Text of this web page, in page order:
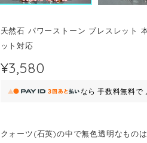
天然石 パワーストーン ブレスレット
ット対応
¥3,580
なら 手数料無料で
クォーツ(石英)の中で無色透明なもの